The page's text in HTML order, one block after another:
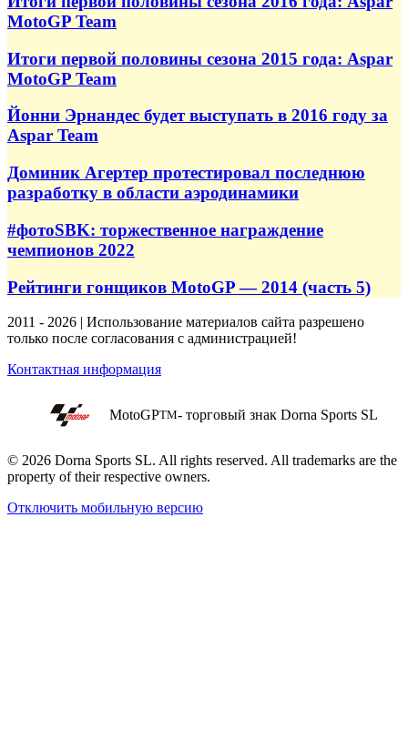
MotoGP Team
Итоги первой половины сезона 2015 года: Aspar
MotoGP Team
Йонни Эрнандес будет выступать в 2016 году за
Aspar Team
Доминик Агертер протестировал последнюю
разработку в области аэродинамики
#фотоSBK: торжественное награждение
чемпионов 2022
Рейтинги гонщиков MotoGP — 2014 (часть 5)
2011 - 2026 | Использование материалов сайта разрешено
только после согласования с администрацией!
Контактная информация
MotoGPTM- торговый знак Dorna Sports SL
© 2026 Dorna Sports SL. All rights reserved. All trademarks are the
property of their respective owners.
Отключить мобильную версию